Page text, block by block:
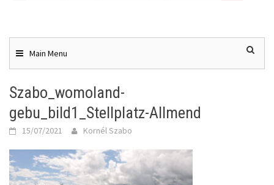
content Main Menu
Szabo_womoland-
gebu_bild1_Stellplatz-Allmend
15/07/2021 Kornél Szabo